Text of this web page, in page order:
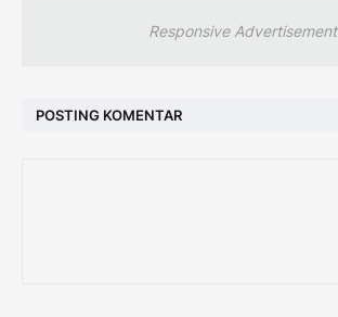
Responsive Advertisement
POSTING KOMENTAR